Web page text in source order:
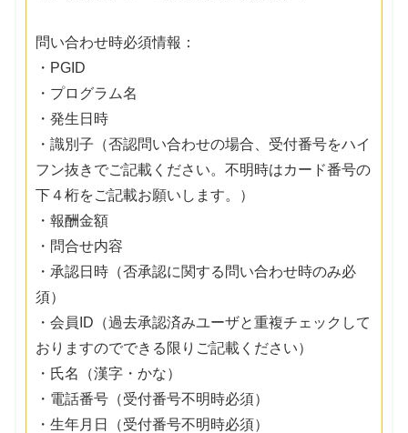
問い合わせ時必須情報：
・PGID
・プログラム名
・発生日時
・識別子（否認問い合わせの場合、受付番号をハイ
フン抜きでご記載ください。不明時はカード番号の
下４桁をご記載お願いします。）
・報酬金額
・問合せ内容
・承認日時（否承認に関する問い合わせ時のみ必
須）
・会員ID（過去承認済みユーザと重複チェックして
おりますのでできる限りご記載ください）
・氏名（漢字・かな）
・電話番号（受付番号不明時必須）
・生年月日（受付番号不明時必須）